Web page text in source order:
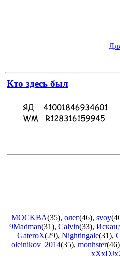
Кто здесь был
MOCKBA(35), олег(46), svoy
9Madman(31), Calvin(33),
GateroX(29), Nightingale(31),
oleinikov_2014(35), monhster(46)